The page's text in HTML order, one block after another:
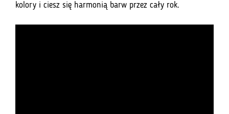
kolory i ciesz się harmonią barw przez cały rok.